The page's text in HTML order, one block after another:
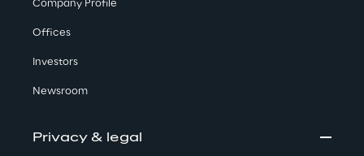
Company Profile
Offices
Investors
Newsroom
Privacy & legal